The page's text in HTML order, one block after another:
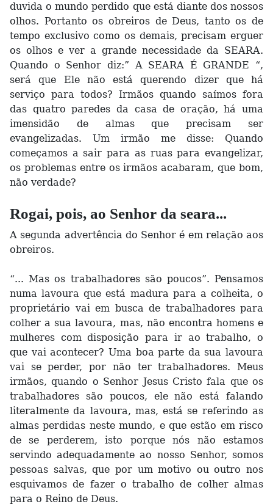
duvida o mundo perdido que está diante dos nossos
olhos. Portanto os obreiros de Deus, tanto os de
tempo exclusivo como os demais, precisam erguer
os olhos e ver a grande necessidade da SEARA.
Quando o Senhor diz:” A SEARA É GRANDE “,
será que Ele não está querendo dizer que há
serviço para todos? Irmãos quando saímos fora
das quatro paredes da casa de oração, há uma
imensidão de almas que precisam ser
evangelizadas. Um irmão me disse: Quando
começamos a sair para as ruas para evangelizar,
os problemas entre os irmãos acabaram, que bom,
não verdade?
Rogai, pois, ao Senhor da seara...
A segunda advertência do Senhor é em relação aos
obreiros.
“... Mas os trabalhadores são poucos”. Pensamos
numa lavoura que está madura para a colheita, o
proprietário vai em busca de trabalhadores para
colher a sua lavoura, mas, não encontra homens e
mulheres com disposição para ir ao trabalho, o
que vai acontecer? Uma boa parte da sua lavoura
vai se perder, por não ter trabalhadores. Meus
irmãos, quando o Senhor Jesus Cristo fala que os
trabalhadores são poucos, ele não está falando
literalmente da lavoura, mas, está se referindo as
almas perdidas neste mundo, e que estão em risco
de se perderem, isto porque nós não estamos
servindo adequadamente ao nosso Senhor, somos
pessoas salvas, que por um motivo ou outro nos
esquivamos de fazer o trabalho de colher almas
para o Reino de Deus.